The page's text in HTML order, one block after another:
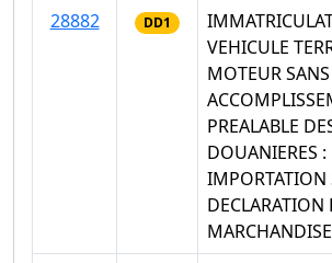
28882
DD1
VEHICULE
MOTEUR SANS
PREALABLE
DOUANIERES :
IMPORTATION
DECLARATION